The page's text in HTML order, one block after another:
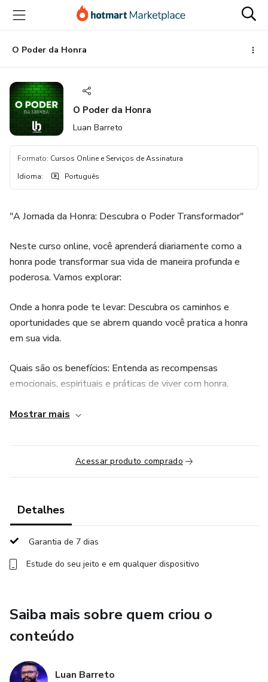
para
conteúdo
principal
para
pagamento
para
rodapé
O Poder da Honra
O Poder da Honra
Luan Barreto
Formato: Cursos Online e Serviços de Assinatura
Idioma: Português
"A Jornada da Honra: Descubra o Poder Transformador"
Neste curso online, você aprenderá diariamente como a
honra pode transformar sua vida de maneira profunda e
poderosa. Vamos explorar:
Onde a honra pode te levar: Descubra os caminhos e
oportunidades que se abrem quando você pratica a honra
em sua vida.
Quais são os benefícios: Entenda as recompensas
emocionais, espirituais e práticas de viver com honra.
Por onde começar: Receba orientações práticas para iniciar
Este é o ponto de partida para uma vida mais plena,
alinhada e cheia de propósito. Não perca essa oportunidade
Mostrar mais
Acessar produto comprado
Detalhes
Garantia de 7 dias
Estude do seu jeito e em qualquer dispositivo
Saiba mais sobre quem criou o
conteúdo
Luan Barreto